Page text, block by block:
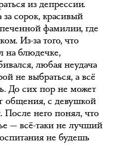
из депрессии.
сорок, красивый
фамилии, где
Из-за того, что
на блюдечке,
любая неудача
не выбраться, а всё
До сих пор не может
общения, с девушкой
После него понял, что
— всё-таки не лучший
не будешь